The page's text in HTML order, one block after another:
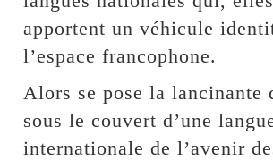
apportent un véhicule
l’espace francophone.
Alors se pose la lancinante
sous le couvert d’une
internationale de l’avenir